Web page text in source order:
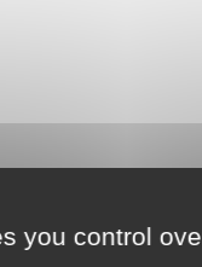
du produit
you control